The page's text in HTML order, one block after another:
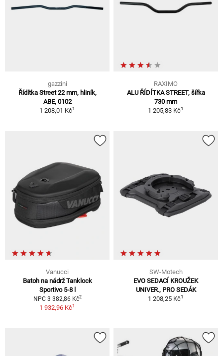
gazzini
Řídítka Street 22 mm, hliník,
ABE, 0102
1 208,01 Kč1
RAXIMO
ALU ŘÍDÍTKA STREET, šířka
730 mm
1 205,83 Kč1
Vanucci
Batoh na nádrž Tanklock
Sportivo 5-8 l
NPC 3 382,86 Kč2
1 932,96 Kč1
SW-Motech
EVO SEDACÍ KROUŽEK
UNIVER., PRO SEDÁK
1 208,25 Kč1